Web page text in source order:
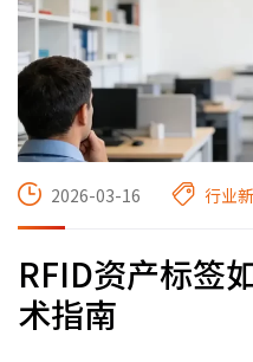
2026-03-16 行业
RFID资产标签
术指南